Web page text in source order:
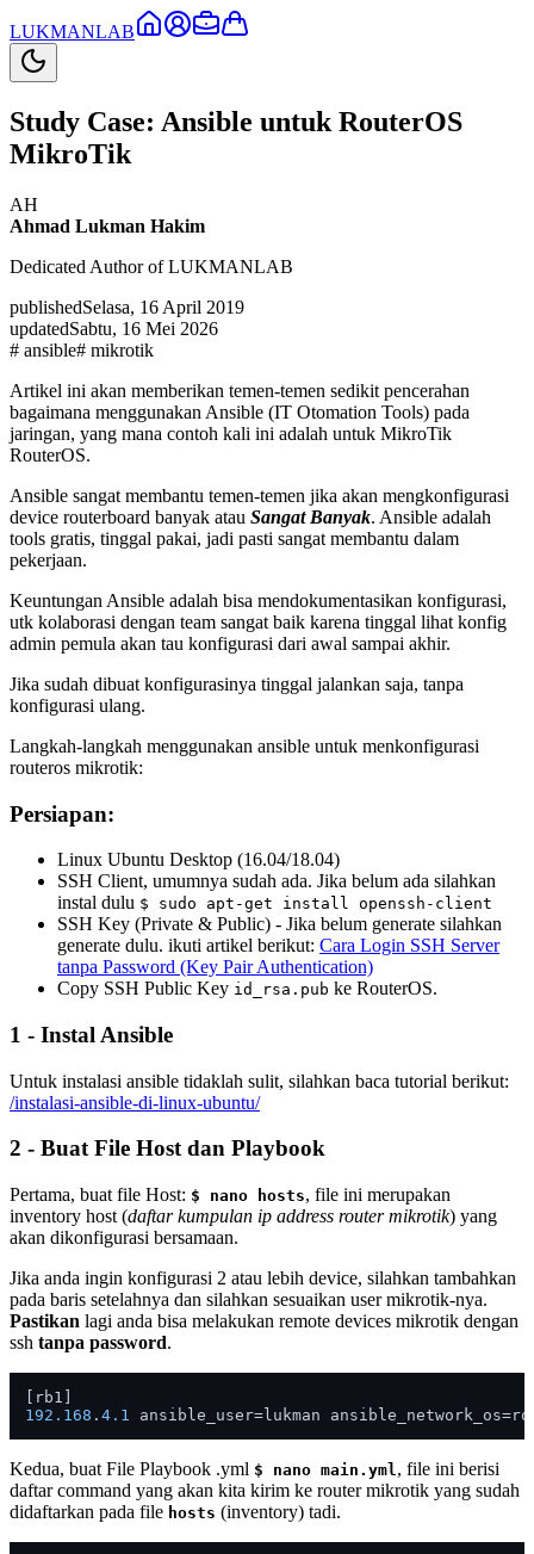
LUKMANLAB
Study Case: Ansible untuk RouterOS
MikroTik
AH
Ahmad Lukman Hakim
Dedicated Author of LUKMANLAB
publishedSelasa, 16 April 2019
updatedSabtu, 16 Mei 2026
# ansible# mikrotik
Artikel ini akan memberikan temen-temen sedikit pencerahan
bagaimana menggunakan Ansible (IT Otomation Tools) pada
jaringan, yang mana contoh kali ini adalah untuk MikroTik
RouterOS.
Ansible sangat membantu temen-temen jika akan mengkonfigurasi
device routerboard banyak atau Sangat Banyak. Ansible adalah
tools gratis, tinggal pakai, jadi pasti sangat membantu dalam
pekerjaan.
Keuntungan Ansible adalah bisa mendokumentasikan konfigurasi,
utk kolaborasi dengan team sangat baik karena tinggal lihat konfig
admin pemula akan tau konfigurasi dari awal sampai akhir.
Jika sudah dibuat konfigurasinya tinggal jalankan saja, tanpa
konfigurasi ulang.
Langkah-langkah menggunakan ansible untuk menkonfigurasi
routeros mikrotik:
Persiapan:
Linux Ubuntu Desktop (16.04/18.04)
SSH Client, umumnya sudah ada. Jika belum ada silahkan
instal dulu $ sudo apt-get install openssh-client
SSH Key (Private & Public) - Jika belum generate silahkan
generate dulu. ikuti artikel berikut: Cara Login SSH Server
tanpa Password (Key Pair Authentication)
Copy SSH Public Key id_rsa.pub ke RouterOS.
1 - Instal Ansible
Untuk instalasi ansible tidaklah sulit, silahkan baca tutorial berikut:
/instalasi-ansible-di-linux-ubuntu/
2 - Buat File Host dan Playbook
Pertama, buat file Host: $ nano hosts, file ini merupakan
inventory host (daftar kumpulan ip address router mikrotik) yang
akan dikonfigurasi bersamaan.
Jika anda ingin konfigurasi 2 atau lebih device, silahkan tambahkan
pada baris setelahnya dan silahkan sesuaikan user mikrotik-nya.
Pastikan lagi anda bisa melakukan remote devices mikrotik dengan
ssh tanpa password.
192.168 . 4.1
Kedua, buat File Playbook .yml $ nano main.yml, file ini berisi
daftar command yang akan kita kirim ke router mikrotik yang sudah
didaftarkan pada file hosts (inventory) tadi.